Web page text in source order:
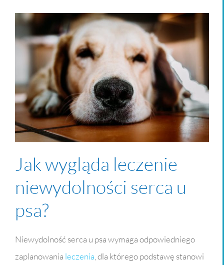
Jak wygląda leczenie
niewydolności serca u
psa?
Niewydolność serca u psa wymaga odpowiedniego
zaplanowania leczenia , dla którego podstawę stanowi